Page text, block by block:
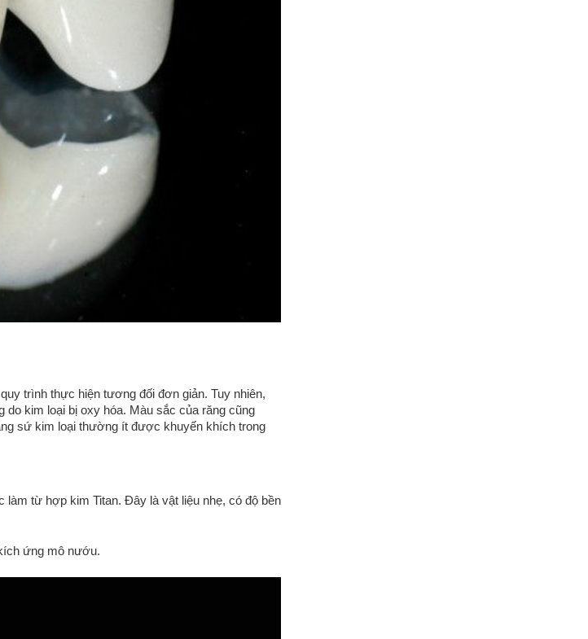
trình thực hiện tương đối đơn giản. Tuy nhiên,
kim loại bị oxy hóa. Màu sắc của răng cũng
sứ kim loại thường ít được khuyến khích trong
từ hợp kim Titan. Đây là vật liệu nhẹ, có độ bền
ứng mô nướu.